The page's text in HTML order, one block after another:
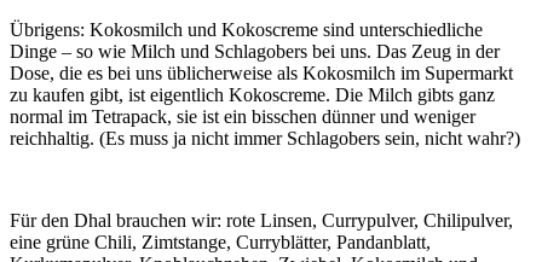
Übrigens: Kokosmilch und Kokoscreme sind unterschiedliche
Dinge – so wie Milch und Schlagobers bei uns. Das Zeug in der
Dose, die es bei uns üblicherweise als Kokosmilch im Supermarkt
zu kaufen gibt, ist eigentlich Kokoscreme. Die Milch gibts ganz
normal im Tetrapack, sie ist ein bisschen dünner und weniger
reichhaltig. (Es muss ja nicht immer Schlagobers sein, nicht wahr?)
Für den Dhal brauchen wir: rote Linsen, Currypulver, Chilipulver,
eine grüne Chili, Zimtstange, Curryblätter, Pandanblatt,